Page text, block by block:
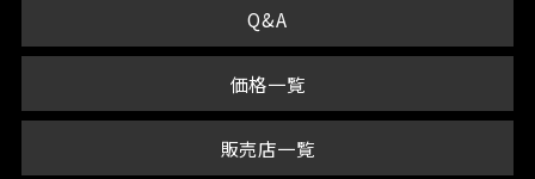
Q&A
価格一覧
販売店一覧